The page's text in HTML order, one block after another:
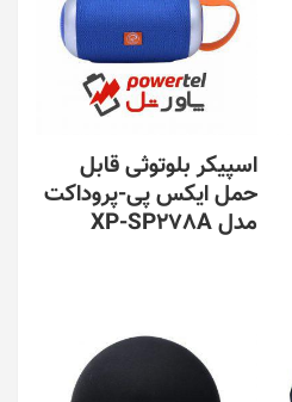
اسپیکر بلوتوثی قابل
حمل ایکس پی-پروداکت
مدل XP-SP278A